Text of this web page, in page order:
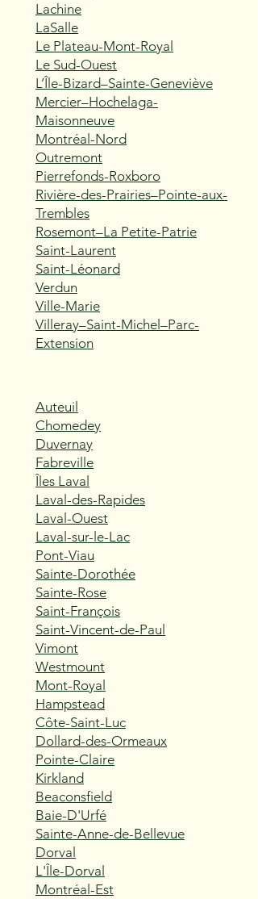
Lachine
LaSalle
Le Plateau-Mont-Royal
Le Sud-Ouest
L’Île-Bizard–Sainte-Geneviève
Mercier–Hochelaga-
Maisonneuve
Montréal-Nord
Outremont
Pierrefonds-Roxboro
Rivière-des-Prairies–Pointe-aux-
Trembles
Rosemont–La Petite-Patrie
Saint-Laurent
Saint-Léonard
Verdun
Ville-Marie
Villeray–Saint-Michel–Parc-
Extension
Auteuil
Chomedey
Duvernay
Fabreville
Îles Laval
Laval-des-Rapides
Laval-Ouest
Laval-sur-le-Lac
Pont-Viau
Sainte-Dorothée
Sainte-Rose
Saint-François
Saint-Vincent-de-Paul
Vimont
Westmount
Mont-Royal
Hampstead
Côte-Saint-Luc
Dollard-des-Ormeaux
Pointe-Claire
Kirkland
Beaconsfield
Baie-D'Urfé
Sainte-Anne-de-Bellevue
Dorval
L'Île-Dorval
Montréal-Est